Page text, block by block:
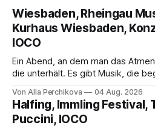
Wiesbaden, Rheingau
Kurhaus Wiesbaden,
IOCO
Ein Abend, an dem man das Atmen vergisst.
die unterhält. Es gibt Musik, die
Genau so war der Abend im
Johannes Brahms’ Erstes
Daniil
Von Alla Perchikova 04 Aug. 2026
Halfing, Immling Festival,
Puccini, IOCO